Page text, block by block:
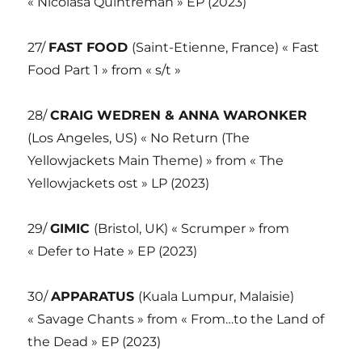
27/ FAST FOOD (Saint-Etienne, France) « Fast
Food Part 1 » from « s/t »
28/CRAIG WEDREN & ANNA WARONKER
(Los Angeles, US) « No Return (The
Yellowjackets Main Theme) » from « The
Yellowjackets ost » LP (2023)
29/GIMIC (Bristol, UK) « Scrumper » from
« Defer to Hate » EP (2023)
30/APPARATUS (Kuala Lumpur, Malaisie)
« Savage Chants » from « From…to the Land of
the Dead » EP (2023)